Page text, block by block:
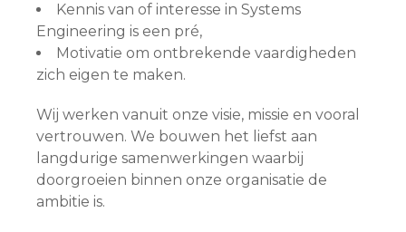
Kennis van of interesse in Systems
Engineering is een pré,
Motivatie om ontbrekende vaardigheden
zich eigen te maken.
Wij werken vanuit onze visie, missie en vooral
vertrouwen. We bouwen het liefst aan
langdurige samenwerkingen waarbij
doorgroeien binnen onze organisatie de
ambitie is.